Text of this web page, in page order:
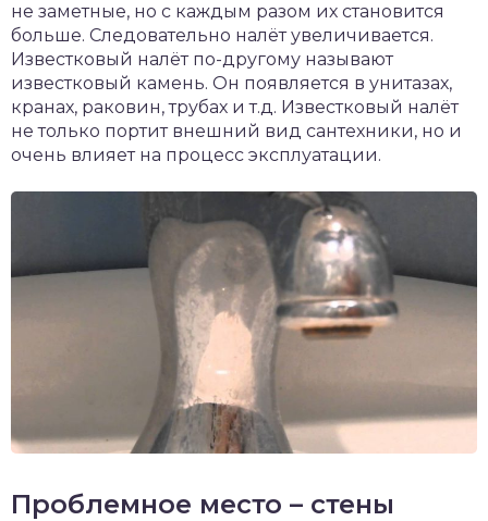
не заметные, но с каждым разом их становится
больше. Следовательно налёт увеличивается.
Известковый налёт по-другому называют
известковый камень. Он появляется в унитазах,
кранах, раковин, трубах и т.д. Известковый налёт
не только портит внешний вид сантехники, но и
очень влияет на процесс эксплуатации.
Проблемное место – стены